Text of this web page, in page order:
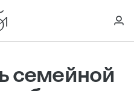
семейной